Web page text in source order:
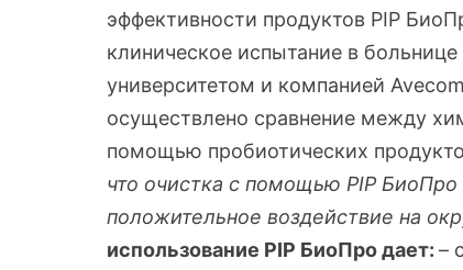
эффективности продуктов PIP
клиническое испытание в
университетом и компанией
осуществлено сравнение между
помощью пробиотических
что очистка с помощью PIP
положительное воздействие на
использование PIP БиоПро дает: –